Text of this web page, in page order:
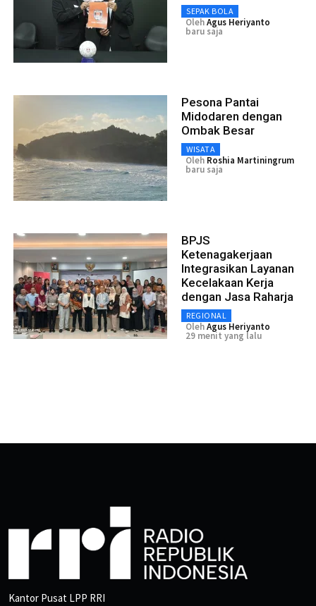
SEPAK BOLA
OlehAgus Heriyanto
baru saja
Pesona Pantai
Midodaren dengan
Ombak Besar
WISATA
Oleh Roshia Martiningrum
baru saja
BPJS
Ketenagakerjaan
Integrasikan Layanan
Kecelakaan Kerja
dengan Jasa Raharja
REGIONAL
OlehAgus Heriyanto
29 menit yang lalu
Kantor Pusat LPP RRI